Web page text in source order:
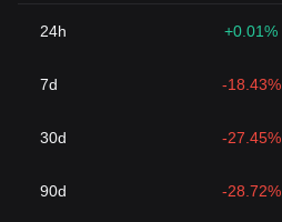
24h +0.01%
7d -18.43%
30d -27.45%
90d -28.72%